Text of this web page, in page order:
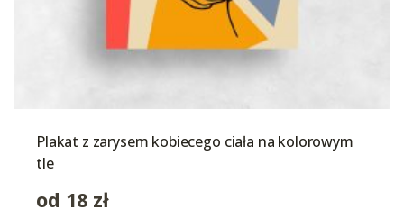
Plakat z zarysem kobiecego ciała na kolorowym
tle
od 18 zł